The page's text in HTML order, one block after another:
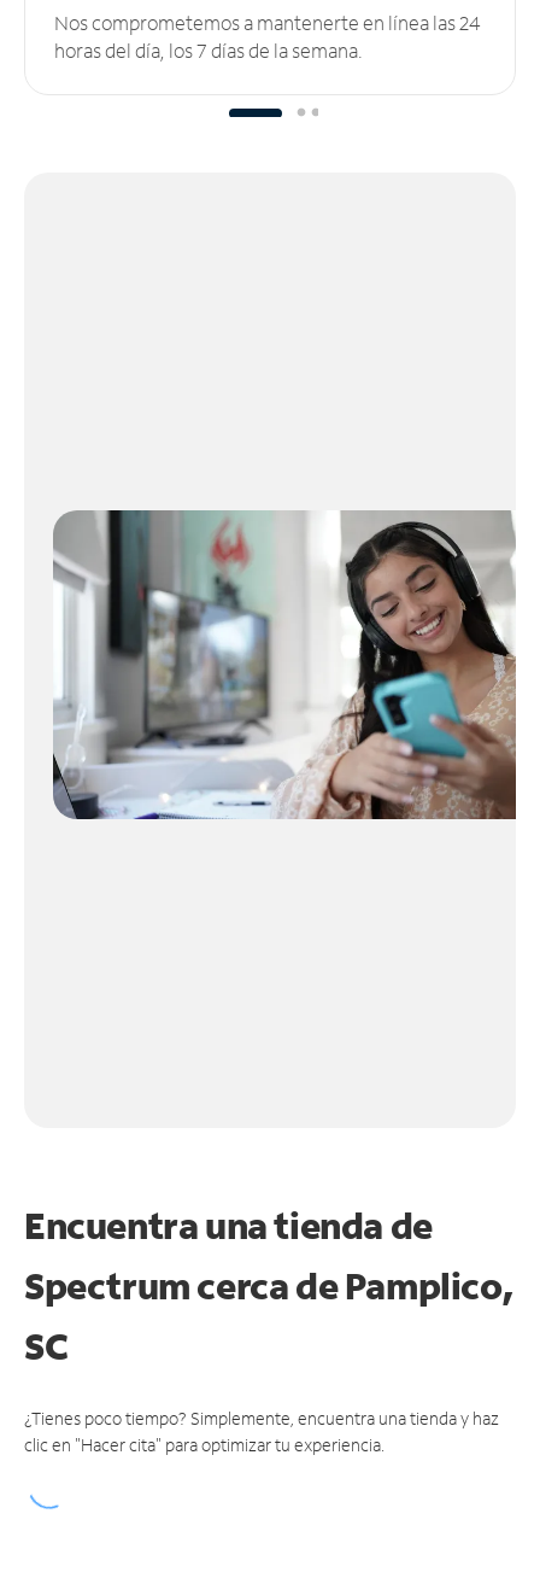
Nos comprometemos a mantenerte en línea las 24
horas del día, los 7 días de la semana.
Encuentra una tienda de
Spectrumcerca de Pamplico,
SC
¿Tienes poco tiempo? Simplemente, encuentra una tienda y haz
clic en "Hacer cita" para optimizar tu experiencia.